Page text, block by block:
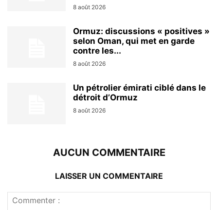
8 août 2026
Ormuz: discussions « positives »
selon Oman, qui met en garde
contre les...
8 août 2026
Un pétrolier émirati ciblé dans le
détroit d’Ormuz
8 août 2026
AUCUN COMMENTAIRE
LAISSER UN COMMENTAIRE